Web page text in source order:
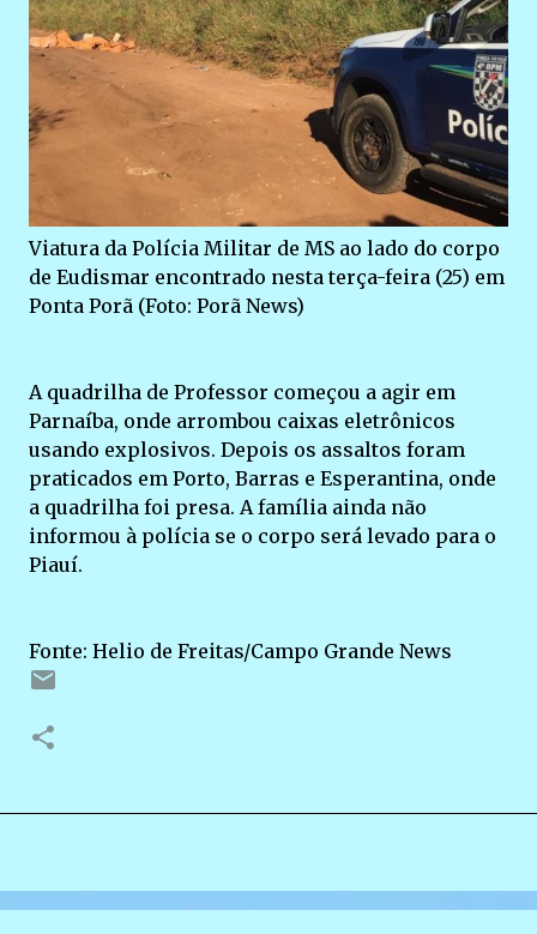
Viatura da Polícia Militar de MS ao lado do corpo
de Eudismar encontrado nesta terça-feira (25) em
Ponta Porã (Foto: Porã News)
A quadrilha de Professor começou a agir em
Parnaíba, onde arrombou caixas eletrônicos
usando explosivos. Depois os assaltos foram
praticados em Porto, Barras e Esperantina, onde
a quadrilha foi presa. A família ainda não
informou à polícia se o corpo será levado para o
Piauí.
Fonte: Helio de Freitas/Campo Grande News